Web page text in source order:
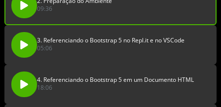
09:36
3. Referenciando o Bootstrap 5 no Repl.it e no VSCode
05:06
4. Referenciando o Bootstrap 5 em um Documento HTML
18:06